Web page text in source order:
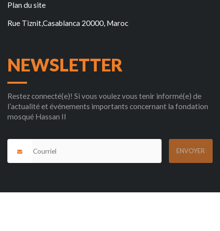
Plan du site
Rue Tiznit,Casablanca 20000, Maroc
NEWSLETTER
Restez connecté(e)! Si vous voulez vous tenir informé(e) de
l’actualité et événements importants concernant la fondation
mosqué Hassan II